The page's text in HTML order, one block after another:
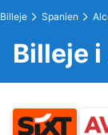
Billeje Spanien
Billeje